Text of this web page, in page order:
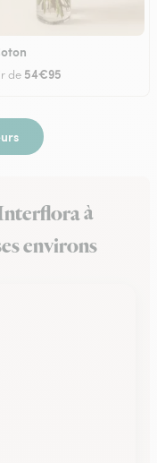
de 54€95
à
environs